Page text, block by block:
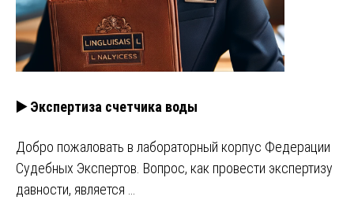
▶️ Экспертиза счетчика воды
Добро пожаловать в лабораторный корпус Федерации
Судебных Экспертов. Вопрос, как провести экспертизу
давности, является …